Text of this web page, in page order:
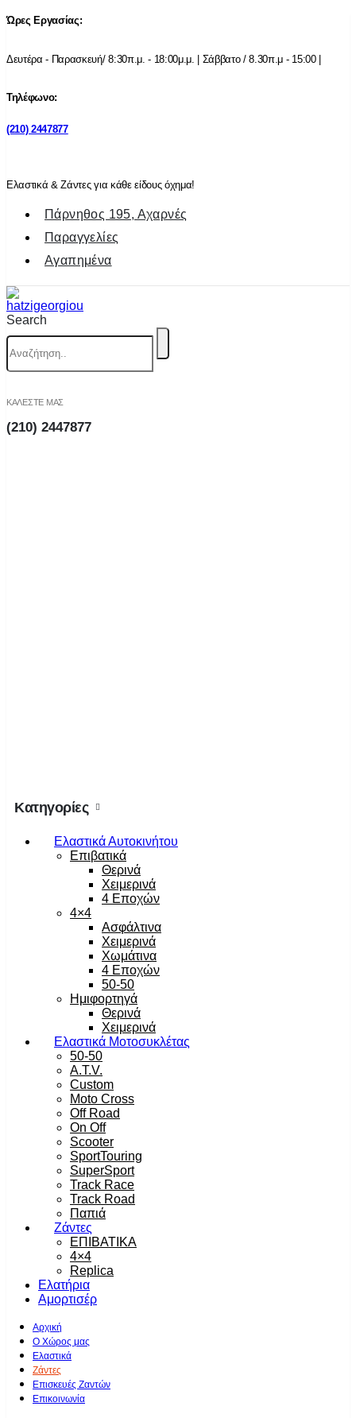
Ώρες Εργασίας:
Δευτέρα - Παρασκευή/ 8:30π.μ. - 18:00μ.μ. | Σάββατο / 8.30π.μ - 15:00 |
Τηλέφωνο:
(210) 2447877
Ελαστικά & Ζάντες για κάθε είδους όχημα!
Πάρνηθος 195, Αχαρνές
Παραγγελίες
Αγαπημένα
Search
ΚΑΛΕΣΤΕ ΜΑΣ
(210) 2447877
Κατηγορίες
Ελαστικά Αυτοκινήτου
Επιβατικά
Θερινά
Χειμερινά
4 Εποχών
4×4
Ασφάλτινα
Χειμερινά
Χωμάτινα
4 Εποχών
50-50
Ημιφορτηγά
Θερινά
Χειμερινά
Ελαστικά Μοτοσυκλέτας
50-50
A.T.V.
Custom
Moto Cross
Off Road
On Off
Scooter
SportTouring
SuperSport
Track Race
Track Road
Παπιά
Ζάντες
ΕΠΙΒΑΤΙΚΑ
4×4
Replica
Ελατήρια
Αμορτισέρ
Αρχική
Ο Χώρος μας
Ελαστικά
Ζάντες
Επισκευές Ζαντών
Επικοινωνία